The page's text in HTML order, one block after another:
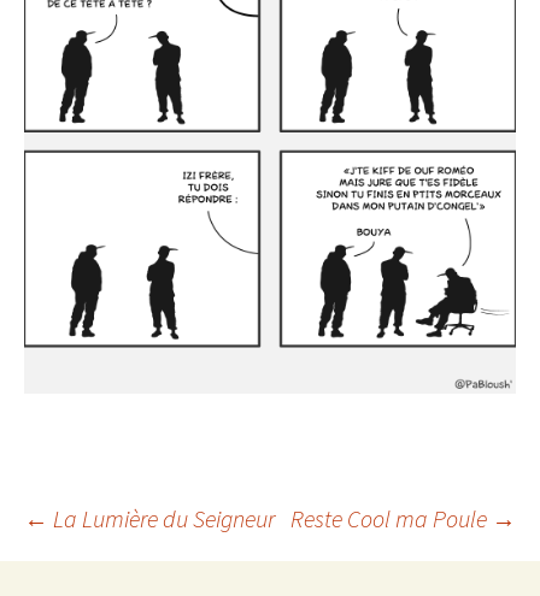
Navigation
← La Lumière du Seigneur Reste Cool ma Poule →